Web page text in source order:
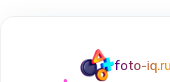
foto-iq.ru